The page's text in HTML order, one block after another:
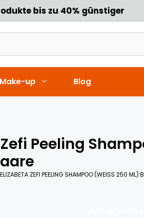
bis zu 40% günstiger
Make-up Blog
Peeling
ZEFI PEELING SHAMPOO (WEISS 250 ML)